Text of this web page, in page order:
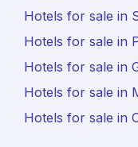
Hotels for sale in
Hotels for sale in
Hotels for sale in
Hotels for sale in
Hotels for sale in